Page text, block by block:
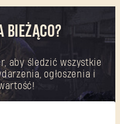
BIEŻĄCO?
aby śledzić wszystkie
ogłoszenia i